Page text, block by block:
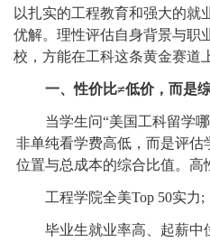
以扎实的工程教育和强大的就
优解。理性评估自身背景与职
校，方能在工科这条黄金赛道
一、性价比≠低价，而是
当学生问“美国工科留学哪
非单纯看学费高低，而是评估
位置与总成本的综合比值。高
工程学院全美Top 50实力;
毕业生就业率高、起薪中